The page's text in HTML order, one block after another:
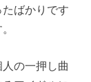
ばかりです
の一押し曲